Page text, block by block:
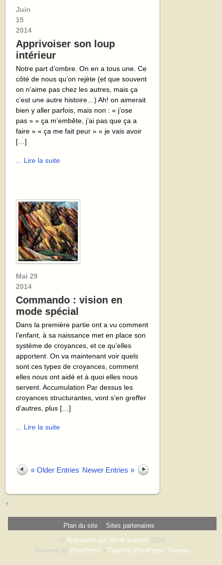
Juin
15
2014
Apprivoiser son loup
intérieur
Notre part d’ombre. On en a tous une. Ce
côté de nous qu’on rejète (et que souvent
on n’aime pas chez les autres, mais ça
c’est une autre histoire…) Ah! on aimerait
bien y aller parfois, mais non : « j’ose
pas » « ça m’embête, j’ai pas que ça a
faire » « ça me fait peur » « je vais avoir
[…]
... Lire la suite
Mai 29
2014
Commando : vision en
mode spécial
Dans la première partie ont a vu comment
l’enfant, à sa naissance met en place son
système de croyances, et ce qu’elles
apportent. On va maintenant voir quels
sont ces types de croyances, comment
elles nous ont aidé et à quoi elles nous
servent. Accumulation Par dessus les
croyances structurantes, vont s’en greffer
d’autres, plus […]
... Lire la suite
« Older Entries Newer Entries »
↑
Plan du site Sites partenaires
Apprendre sur soi et avancer2026
Powered by WordPress • Themify WordPress Themes